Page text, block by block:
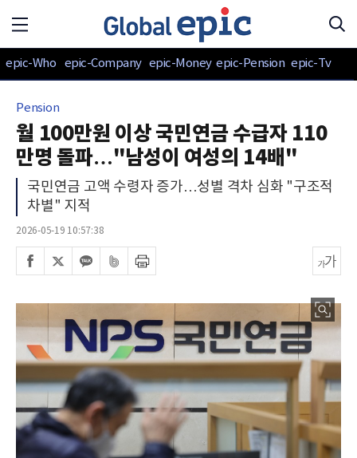
epic-Who epic-Company epic-Money epic-Pension epic-Tv
Pension
월 100만원 이상 국민연금 수급자 110
만명 돌파…"남성이 여성의 14배"
국민연금 고액 수령자 증가…성별 격차 심화 "구조적
차별" 지적
2026-05-19 10:57:38